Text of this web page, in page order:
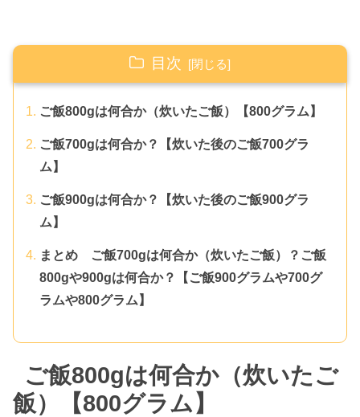
目次
ご飯800gは何合か（炊いたご飯）【800グラム】
ご飯700gは何合か？【炊いた後のご飯700グラ
ム】
ご飯900gは何合か？【炊いた後のご飯900グラ
ム】
まとめ ご飯700gは何合か（炊いたご飯）？ご飯
800gや900gは何合か？【ご飯900グラムや700グ
ラムや800グラム】
ご飯800gは何合か（炊いたご
飯）【800グラム】